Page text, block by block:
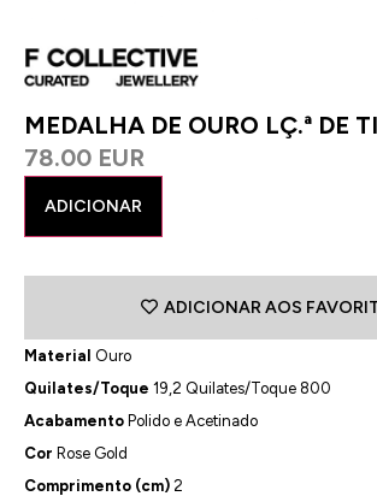
MEDALHA DE OURO LÇ.ª DE
78.00 EUR
ADICIONAR
ADICIONAR AOS
Material Ouro
Quilates/Toque 19,2 Quilates/Toque 800
Acabamento Polido e Acetinado
Cor Rose Gold
Comprimento (cm) 2